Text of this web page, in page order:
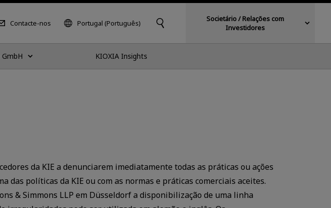
Contacte-nos Portugal (Português)
Societário / Relações com
Investidores
KIOXIA Insights
da KIE a denunciarem imediatamente todas as práticas ou ações
políticas da KIE ou com as normas e práticas comerciais aceites.
& Simmons LLP em Düsseldorf a disponibilização de uma linha